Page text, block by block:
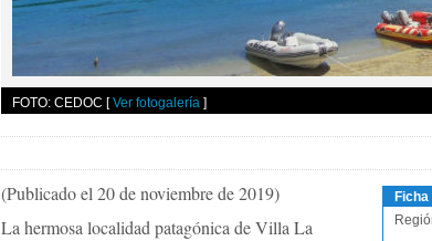
FOTO: CEDOC [Ver fotogalería ]
Ficha
(Publicado el 20 de noviembre de 2019)
La hermosa localidad patagónica de Villa La